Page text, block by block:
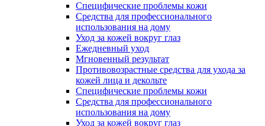
Специфические проблемы кожи
Средства для профессионального
использования на дому
Уход за кожей вокруг глаз
Ежедневный уход
Мгновенный результат
Противовозрастные средства для ухода за
кожей лица и декольте
Специфические проблемы кожи
Средства для профессионального
использования на дому
Уход за кожей вокруг глаз